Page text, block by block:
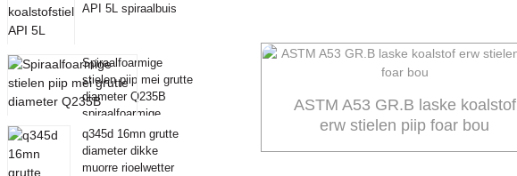
API 5L spiraalbuis
Spiraalfoarmige
stielen piip mei grutte
diameter Q235B
spiraalfoarmige
stielen ...
q345d 16mn grutte
diameter dikke
muorre rioelwetter
ASTM A53 GR.B laske koalstof
erw stielen piip foar bou